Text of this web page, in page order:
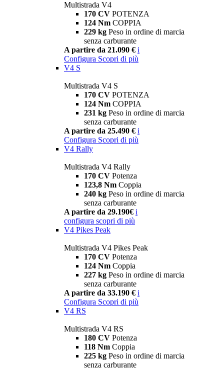
Multistrada V4
170 CV POTENZA
124 Nm COPPIA
229 kg Peso in ordine di marcia
senza carburante
A partire da 21.090 € i
Configura Scopri di più
V4 S
Multistrada V4 S
170 CV POTENZA
124 Nm COPPIA
231 kg Peso in ordine di marcia
senza carburante
A partire da 25.490 € i
Configura Scopri di più
V4 Rally
Multistrada V4 Rally
170 CV Potenza
123,8 Nm Coppia
240 kg Peso in ordine di marcia
senza carburante
A partire da 29.190€ i
configura scopri di più
V4 Pikes Peak
Multistrada V4 Pikes Peak
170 CV Potenza
124 Nm Coppia
227 kg Peso in ordine di marcia
senza carburante
A partire da 33.190 € i
Configura Scopri di più
V4 RS
Multistrada V4 RS
180 CV Potenza
118 Nm Coppia
225 kg Peso in ordine di marcia
senza carburante